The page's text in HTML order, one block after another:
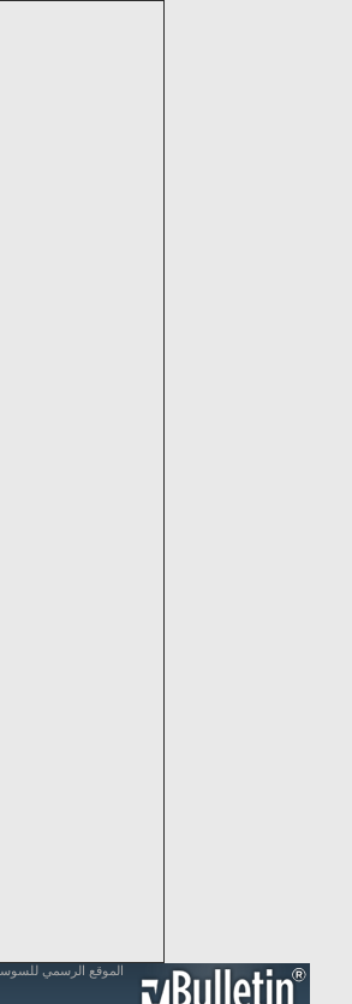
الموقع الرسمي